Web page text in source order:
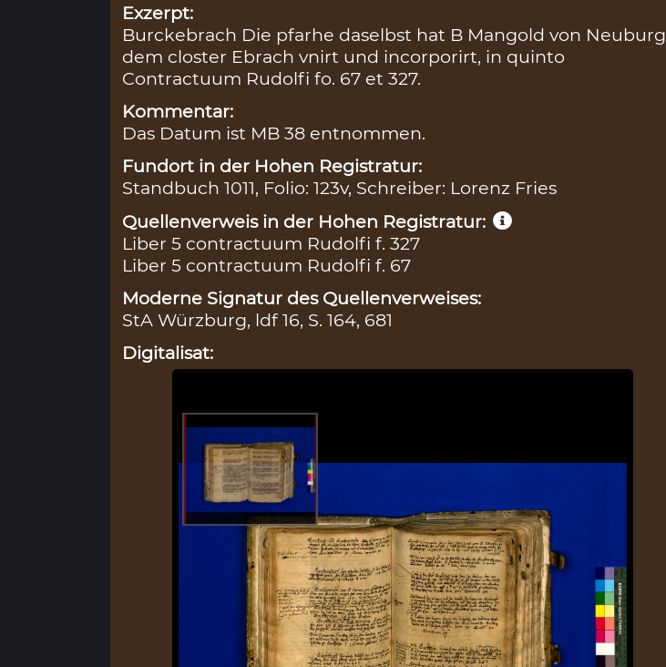
Exzerpt:
Burckebrach Die pfarhe daselbst hat B Mangold von Neuburg
dem closter Ebrach vnirt und incorporirt, in quinto
Contractuum Rudolfi fo. 67 et 327.
Kommentar:
Das Datum ist MB 38 entnommen.
Fundort in der Hohen Registratur:
Standbuch 1011, Folio: 123v, Schreiber: Lorenz Fries
Quellenverweis in der Hohen Registratur:
Liber 5 contractuum Rudolfi f. 327
Liber 5 contractuum Rudolfi f. 67
Moderne Signatur des Quellenverweises:
StA Würzburg, ldf 16, S. 164, 681
Digitalisat: